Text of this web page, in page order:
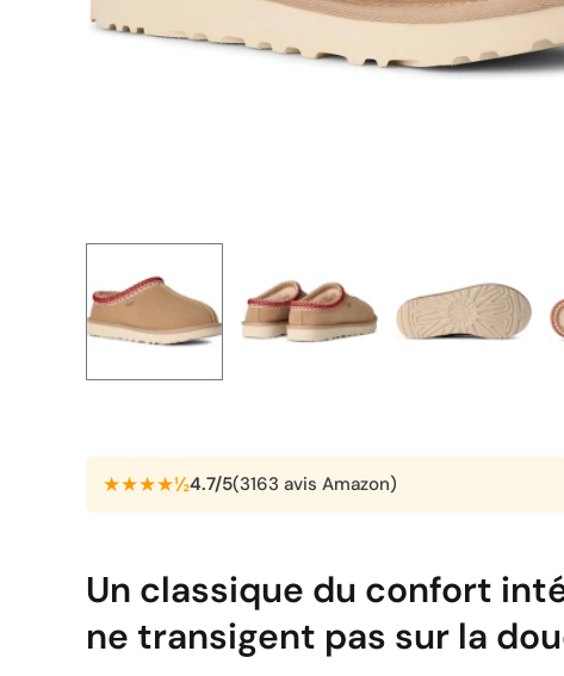
★★★★½4.7/5(3163 avis Amazon)
Un classique du confort
ne transigent pas sur la